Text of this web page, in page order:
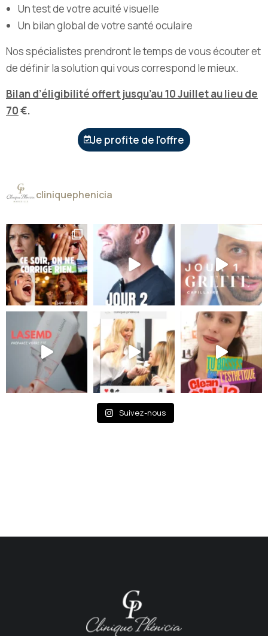
Un test de votre acuité visuelle
Un bilan global de votre santé oculaire
Nos spécialistes prendront le temps de vous écouter et
de définir la solution qui vous correspond le mieux.
Bilan d’éligibilité offert jusqu’au 10 Juillet au lieu de
70€.
Je profite de l'offre
cliniquephenicia
Suivez-nous